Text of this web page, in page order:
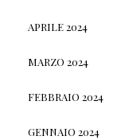
APRILE 2024
MARZO 2024
FEBBRAIO 2024
GENNAIO 2024